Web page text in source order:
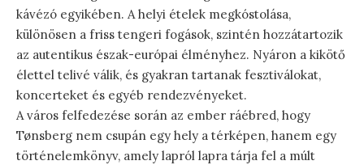
kávézó egyikében. A helyi ételek megkóstolása,
különösen a friss tengeri fogások, szintén hozzátartozik
az autentikus észak-európai élményhez. Nyáron a kikötő
élettel telivé válik, és gyakran tartanak fesztiválokat,
koncerteket és egyéb rendezvényeket.
A város felfedezése során az ember ráébred, hogy
Tønsberg nem csupán egy hely a térképen, hanem egy
történelemkönyv, amely lapról lapra tárja fel a múlt